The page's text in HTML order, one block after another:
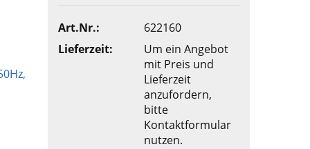
Art.Nr.:
622160
Lieferzeit:
Um ein Angebot
mit Preis und
Lieferzeit
anzufordern,
bitte
Kontaktformular
nutzen.